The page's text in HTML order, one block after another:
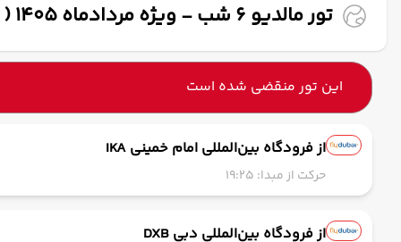
تور مالدیو 6 شب - ویژه مردادماه 1405 ( فلای دبی )
این تور منقضی شده است
از فرودگاه بین‌المللی امام خمینی IKA
حرکت از مبدا: 19:25
از فرودگاه بین‌المللی دبی DXB